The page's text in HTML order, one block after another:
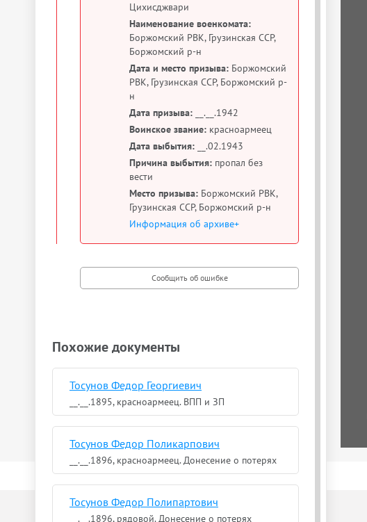
Цихисджвари
Наименование военкомата:
Боржомский РВК, Грузинская ССР,
Боржомский р-н
Дата и место призыва: Боржомский
РВК, Грузинская ССР, Боржомский р-
н
Дата призыва: __.__.1942
Воинское звание: красноармеец
Дата выбытия: __.02.1943
Причина выбытия: пропал без
вести
Место призыва: Боржомский РВК,
Грузинская ССР, Боржомский р-н
Информация об архиве+
Похожие документы
Тосунов Федор Георгиевич
__.__.1895, красноармеец. ВПП и ЗП
Тосунов Федор Поликарпович
__.__.1896, красноармеец. Донесение о потерях
Тосунов Федор Полипартович
__.__.1896, рядовой. Донесение о потерях